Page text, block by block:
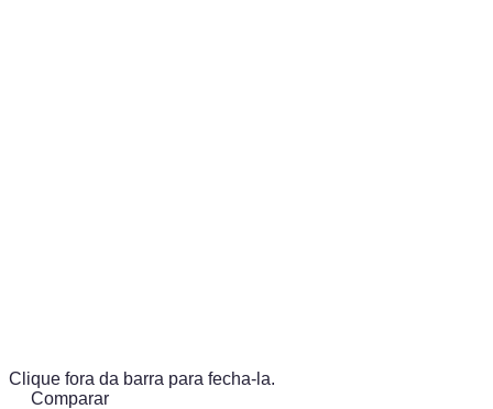
Clique fora da barra para fecha-la.
Comparar